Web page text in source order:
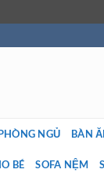
NGỦ BÀN
BÉ SOFA NỆM